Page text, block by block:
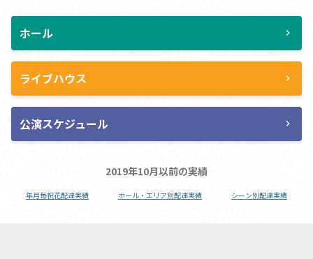
ホール chevron_right
ライブハウス chevron_right
公演スケジュール chevron_right
2019年10月以前の実績
年月毎祝花配達実績 ホール・エリア別配達実績 シーン別配達実績